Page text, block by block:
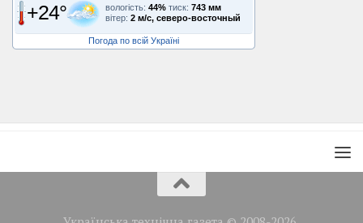
+24° вологість: 44% тиск: 743 мм
вітер: 2 м/с, северо-восточный
Погода по всій Україні